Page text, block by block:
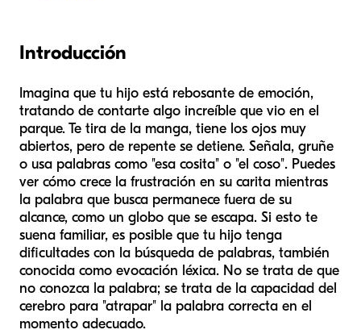
Introducción
Imagina que tu hijo está rebosante de emoción,
tratando de contarte algo increíble que vio en el
parque. Te tira de la manga, tiene los ojos muy
abiertos, pero de repente se detiene. Señala, gruñe
o usa palabras como "esa cosita" o "el coso". Puedes
ver cómo crece la frustración en su carita mientras
la palabra que busca permanece fuera de su
alcance, como un globo que se escapa. Si esto te
suena familiar, es posible que tu hijo tenga
dificultades con la búsqueda de palabras, también
conocida como evocación léxica. No se trata de que
no conozca la palabra; se trata de la capacidad del
cerebro para "atrapar" la palabra correcta en el
momento adecuado.